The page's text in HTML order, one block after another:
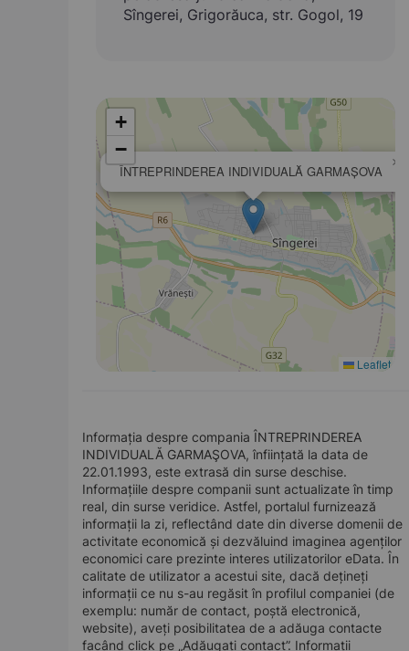
Sîngerei, Grigorăuca, str. Gogol, 19
ÎNTREPRINDEREA INDIVIDUALĂ GARMAŞOVA
×
+
−
Leaflet
Informația despre compania ÎNTREPRINDEREA
INDIVIDUALĂ GARMAŞOVA, înființată la data de
22.01.1993, este extrasă din surse deschise.
Informațiile despre companii sunt actualizate în timp
real, din surse veridice. Astfel, portalul furnizează
informații la zi, reflectând date din diverse domenii de
activitate economică și dezvăluind imaginea agenților
economici care prezinte interes utilizatorilor eData. În
calitate de utilizator a acestui site, dacă dețineți
informații ce nu s-au regăsit în profilul companiei (de
exemplu: număr de contact, poștă electronică,
website), aveți posibilitatea de a adăuga contacte
facând click pe „Adăugați contact”. Informații